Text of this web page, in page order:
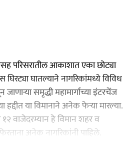
परिसरातील आकाशात एका छोट्या
घातल्याने नागरिकांमध्ये विविध
समृद्धी महामार्गाच्या इंटरचेंज
हद्दीत या विमानाने अनेक फेऱ्या मारल्या.
वाजेदरम्यान हे विमान शहर व
अनेक नागरिकांनी पाहिले.